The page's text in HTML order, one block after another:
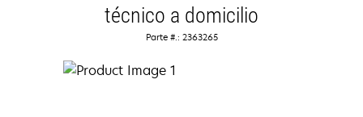
técnico a domicilio
Parte #.: 2363265